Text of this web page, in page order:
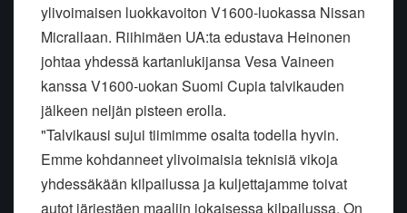
ylivoimaisen luokkavoiton V1600-luokassa Nissan
Micrallaan. Riihimäen UA:ta edustava Heinonen
johtaa yhdessä kartanlukijansa Vesa Vaineen
kanssa V1600-uokan Suomi Cupia talvikauden
jälkeen neljän pisteen erolla.
"Talvikausi sujui tiimimme osalta todella hyvin.
Emme kohdanneet ylivoimaisia teknisiä vikoja
yhdessäkään kilpailussa ja kuljettajamme toivat
autot järjestäen maaliin jokaisessa kilpailussa. On